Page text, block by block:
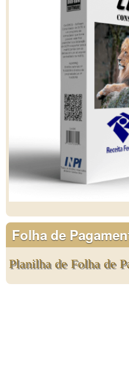
Folha de
Planilha de Folha de